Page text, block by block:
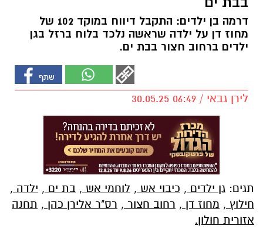
דרמה בן ילדים: התקבל דיווח במוקד 102 של
מחוז דן על ילדה שראשה נלכד בלוח ברזל בגן
ילדים ברחוב חצור בבת ים.
לירן גבאי / 06:49 30.05.25
תגים: גן ילדים , כיבוי אש , לוחמי אש , בת ים , ילדה ,
חילוץ , מחוז דן , רחוב חצור , רס"ר אלירן כהן , תחנה
אזורית חולון.